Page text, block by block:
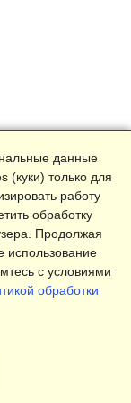
использование
данных
данные
(куки) только для
работу
обработку
Продолжая
использование
с условиями
обработки